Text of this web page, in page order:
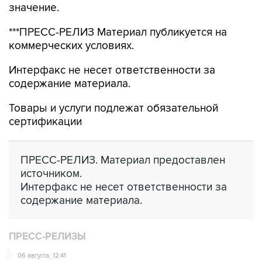
значение.
***ПРЕСС-РЕЛИЗ Материал публикуется на
коммерческих условиях.
Интерфакс не несет ответственности за
содержание материала.
Товары и услуги подлежат обязательной
сертификации
ПРЕСС-РЕЛИЗ. Материал предоставлен
источником.
Интерфакс не несет ответственности за
содержание материала.
ПРЕСС-РЕЛИЗЫ
06 августа, 12:41